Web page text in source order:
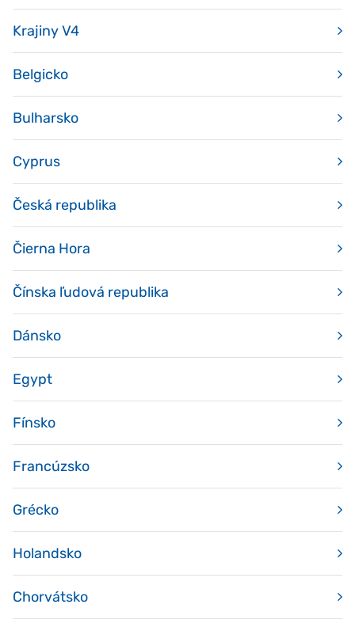
Krajiny V4
Belgicko
Bulharsko
Cyprus
Česká republika
Čierna Hora
Čínska ľudová republika
Dánsko
Egypt
Fínsko
Francúzsko
Grécko
Holandsko
Chorvátsko